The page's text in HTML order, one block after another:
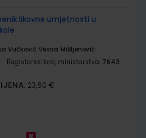
likovne umjetnosti u
Vučković Vesna Mišljenović
Registarski broj ministarstva: 7643
23,60 €